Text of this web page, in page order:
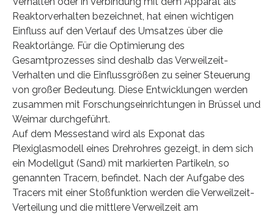
Reaktorverhalten bezeichnet, hat einen wichtigen
Einfluss auf den Verlauf des Umsatzes über die
Reaktorlänge. Für die Optimierung des
Gesamtprozesses sind deshalb das Verweilzeit-
Verhalten und die Einflussgrößen zu seiner Steuerung
von großer Bedeutung. Diese Entwicklungen werden
zusammen mit Forschungseinrichtungen in Brüssel und
Weimar durchgeführt.
Auf dem Messestand wird als Exponat das
Plexiglasmodell eines Drehrohres gezeigt, in dem sich
ein Modellgut (Sand) mit markierten Partikeln, so
genannten Tracern, befindet. Nach der Aufgabe des
Tracers mit einer Stoßfunktion werden die Verweilzeit-
Verteilung und die mittlere Verweilzeit am